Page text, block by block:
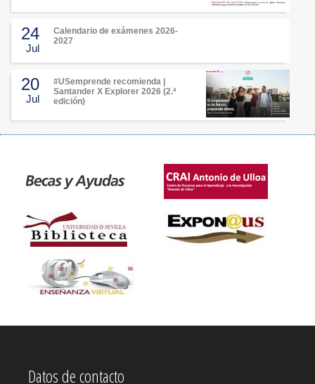
24
Jul
Calendario de exámenes 2026-
2027
20
Jul
#USemprende recomienda |
Santander X Explorer 2026 (2.ª
edición)
Datos de contacto